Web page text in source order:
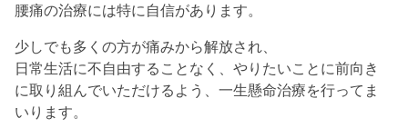
腰痛の治療には特に自信があります。
少しでも多くの方が痛みから解放され、
日常生活に不自由することなく、やりたいことに前向き
に取り組んでいただけるよう、一生懸命治療を行ってま
いります。